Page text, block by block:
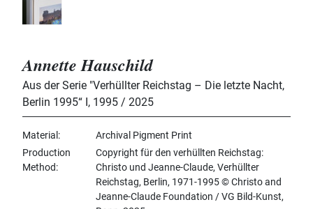
Annette Hauschild
Aus der Serie "Verhüllter Reichstag – Die letzte Nacht,
Berlin 1995“ I , 1995 / 2025
Material
Archival Pigment Print
Production
Method
Copyright für den verhüllten Reichstag:
Christo und Jeanne-Claude, Verhüllter
Reichstag, Berlin, 1971-1995 © Christo and
Jeanne-Claude Foundation / VG Bild-Kunst,